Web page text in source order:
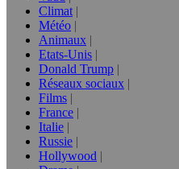
Climat
Météo
Animaux
Etats-Unis
Donald Trump
Réseaux sociaux
Films
France
Italie
Russie
Hollywood